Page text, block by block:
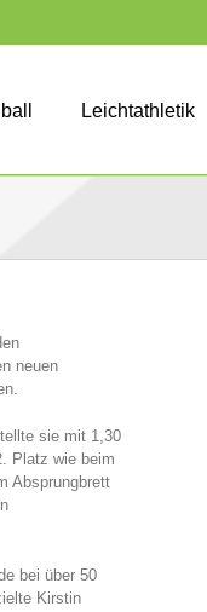
Leichtathletik
neuen
sie mit 1,30
Platz wie beim
Absprungbrett
bei über 50
Kirstin